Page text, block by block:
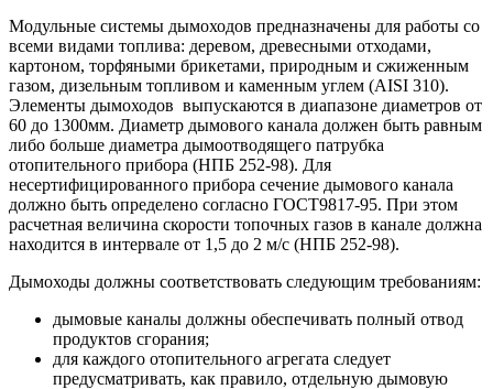
Модульные системы дымоходов предназначены для работы со
всеми видами топлива: деревом, древесными отходами,
картоном, торфяными брикетами, природным и сжиженным
газом, дизельным топливом и каменным углем (AISI 310).
Элементы дымоходов выпускаются в диапазоне диаметров от
60 до 1300мм. Диаметр дымового канала должен быть равным
либо больше диаметра дымоотводящего патрубка
отопительного прибора (НПБ 252-98). Для
несертифицированного прибора сечение дымового канала
должно быть определено согласно ГОСТ9817-95. При этом
расчетная величина скорости топочных газов в канале должна
находится в интервале от 1,5 до 2 м/с (НПБ 252-98).
Дымоходы должны соответствовать следующим требованиям:
дымовые каналы должны обеспечивать полный отвод
продуктов сгорания;
для каждого отопительного агрегата следует
предусматривать, как правило, отдельную дымовую